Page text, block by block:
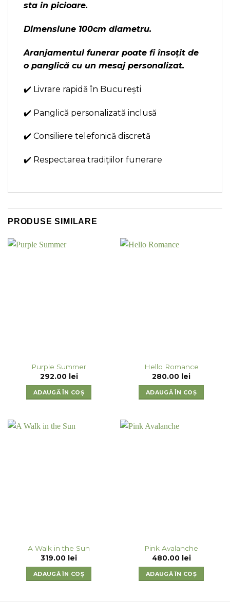
sta in picioare.
Dimensiune 100cm diametru.
Aranjamentul funerar poate fi însoțit de
o panglică cu un mesaj personalizat.
✔️ Livrare rapidă în București
✔️ Panglică personalizată inclusă
✔️ Consiliere telefonică discretă
✔️ Respectarea tradițiilor funerare
PRODUSE SIMILARE
Purple Summer
292.00 lei
ADAUGĂ ÎN COȘ
Hello Romance
280.00 lei
ADAUGĂ ÎN COȘ
A Walk in the Sun
319.00 lei
ADAUGĂ ÎN COȘ
Pink Avalanche
480.00 lei
ADAUGĂ ÎN COȘ